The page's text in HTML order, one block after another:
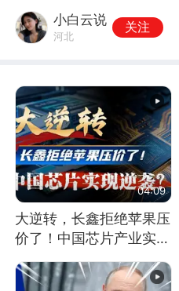
小白云说
河北
关注
04:09
大逆转，长鑫拒绝苹果压
价了！中国芯片产业实现
怎样的逆袭？